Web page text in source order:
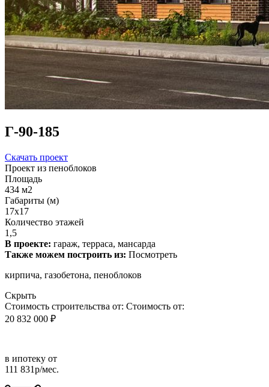
Г-90-185
Скачать проект
Проект из пеноблоков
Площадь
434 м2
Габариты (м)
17x17
Количество этажей
1,5
В проекте: гараж, терраса, мансарда
Также можем построить из: Посмотреть
кирпича, газобетона, пеноблоков
Скрыть
Стоимость строительства от: Стоимость от:
20 832 000 ₽
в ипотеку от
111 831р/мес.